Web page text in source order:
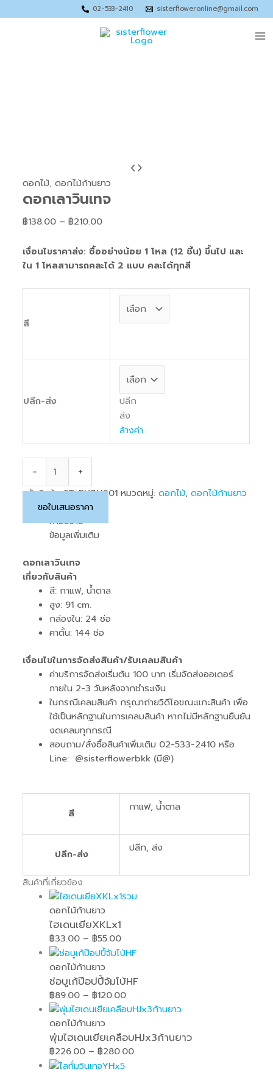
to
02-533-2410 sisterfloweronline@gmail.com
ดอกไม้,ดอกไม้ก้านยาว
ดอกเลาวินเทจ
฿138.00 – ฿210.00
range:
฿138.00
฿210.00
เงื่อนไขราคาส่ง: ซื้ออย่างน้อย 1 โหล (12 ชิ้น) ขึ้นไป และ
ใน 1 โหลสามารถคละได้ 2 แบบ คละได้ทุกสี
สี
ปลีก-ส่ง
ปลีก
ส่ง
ล้างค่า
-
ดอก
เลา
เทจ
+
รหัสสินค้า:ST-FJ/ZH001 หมวดหมู่:ดอกไม้,ดอกไม้ก้านยาว
ขอใบเสนอราคา
คำอธิบาย
ข้อมูลเพิ่มเติม
ดอกเลาวินเทจ
เกี่ยวกับสินค้า
สี: กาแฟ, น้ำตาล
สูง: 91 cm.
กล่องใน: 24 ช่อ
คาตั้น: 144 ช่อ
เงื่อนไขในการจัดส่งสินค้า/รับเคลมสินค้า
ค่าบริการจัดส่งเริ่มต้น 100 บาท เริ่มจัดส่งออเดอร์
ภายใน 2-3 วันหลังจากชำระเงิน
ในกรณีเคลมสินค้า กรุณาถ่ายวิดีโอขณะแกะสินค้า เพื่อ
ใช้เป็นหลักฐานในการเคลมสินค้า หากไม่มีหลักฐานยืนยัน
งดเคลมทุกกรณี
สอบถาม/สั่งซื้อสินค้าเพิ่มเติม 02-533-2410 หรือ
Line: @sisterflowerbkk (มี@)
สี กาแฟ, น้ำตาล
ปลีก-ส่ง ปลีก, ส่ง
สินค้าที่เกี่ยวข้อง
ดอกไม้ก้านยาว
ไฮเดนเยียXKLx1
฿33.00 – ฿55.00
Price
range:
฿33.00
through
ดอกไม้ก้านยาว
ช่อบูเก้ป๊อปปี้จัมโบ้HF
฿89.00 – ฿120.00
Price
range:
฿89.00
through
ดอกไม้ก้านยาว
พุ่มไฮเดนเยียเคลือบHJx3ก้านยาว
฿226.00 – ฿280.00
Price
range:
฿226.00
through
Price
range:
฿72.00
through